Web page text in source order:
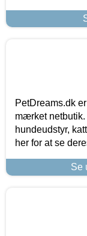
PetDreams.dk
mærket
hundeudstyr,
her for at se
Se